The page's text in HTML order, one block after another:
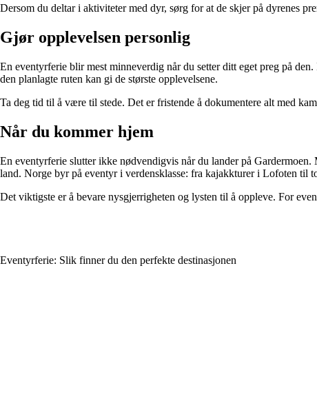
Dersom du deltar i aktiviteter med dyr, sørg for at de skjer på dyrenes
Gjør opplevelsen personlig
En eventyrferie blir mest minneverdig når du setter ditt eget preg på
den planlagte ruten kan gi de største opplevelsene.
Ta deg tid til å være til stede. Det er fristende å dokumentere alt med
Når du kommer hjem
En eventyrferie slutter ikke nødvendigvis når du lander på
land. Norge byr på eventyr i verdensklasse: fra kajakkturer i Lofoten til
Det viktigste er å bevare nysgjerrigheten og lysten til å oppleve. For
Eventyrferie: Slik finner du den perfekte destinasjonen